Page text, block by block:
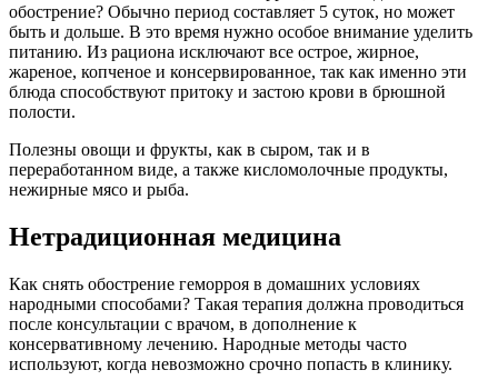
обострение? Обычно период составляет 5 суток, но может
быть и дольше. В это время нужно особое внимание уделить
питанию. Из рациона исключают все острое, жирное,
жареное, копченое и консервированное, так как именно эти
блюда способствуют притоку и застою крови в брюшной
полости.
Полезны овощи и фрукты, как в сыром, так и в
переработанном виде, а также кисломолочные продукты,
нежирные мясо и рыба.
Нетрадиционная медицина
Как снять обострение геморроя в домашних условиях
народными способами? Такая терапия должна проводиться
после консультации с врачом, в дополнение к
консервативному лечению. Народные методы часто
используют, когда невозможно срочно попасть в клинику.